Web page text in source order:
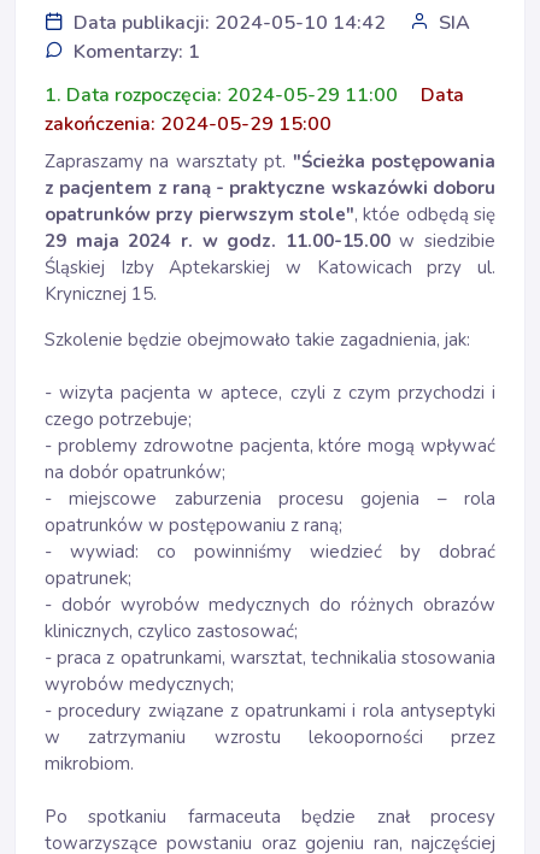
Data publikacji: 2024-05-10 14:42
SIA
Komentarzy: 1
1. Data rozpoczęcia: 2024-05-29 11:00
Data
zakończenia: 2024-05-29 15:00
Zapraszamy na warsztaty pt. "Ścieżka postępowania
z pacjentem z raną - praktyczne wskazówki doboru
opatrunków przy pierwszym stole", któe odbędą się
29 maja 2024 r. w godz. 11.00-15.00w siedzibie
Śląskiej Izby Aptekarskiej w Katowicach przy ul.
Krynicznej 15.
Szkolenie będzie obejmowało takie zagadnienia, jak:
- wizyta pacjenta w aptece, czyli z czym przychodzi i
czego potrzebuje;
- problemy zdrowotne pacjenta, które mogą wpływać
na dobór opatrunków;
- miejscowe zaburzenia procesu gojenia – rola
opatrunków w postępowaniu z raną;
- wywiad: co powinniśmy wiedzieć by dobrać
opatrunek;
- dobór wyrobów medycznych do różnych obrazów
klinicznych, czylico zastosować;
- praca z opatrunkami, warsztat, technikalia stosowania
wyrobów medycznych;
- procedury związane z opatrunkami i rola antyseptyki
w zatrzymaniu wzrostu lekooporności przez
mikrobiom.
Po spotkaniu farmaceuta będzie znał procesy
towarzyszące powstaniu oraz gojeniu ran, najczęściej